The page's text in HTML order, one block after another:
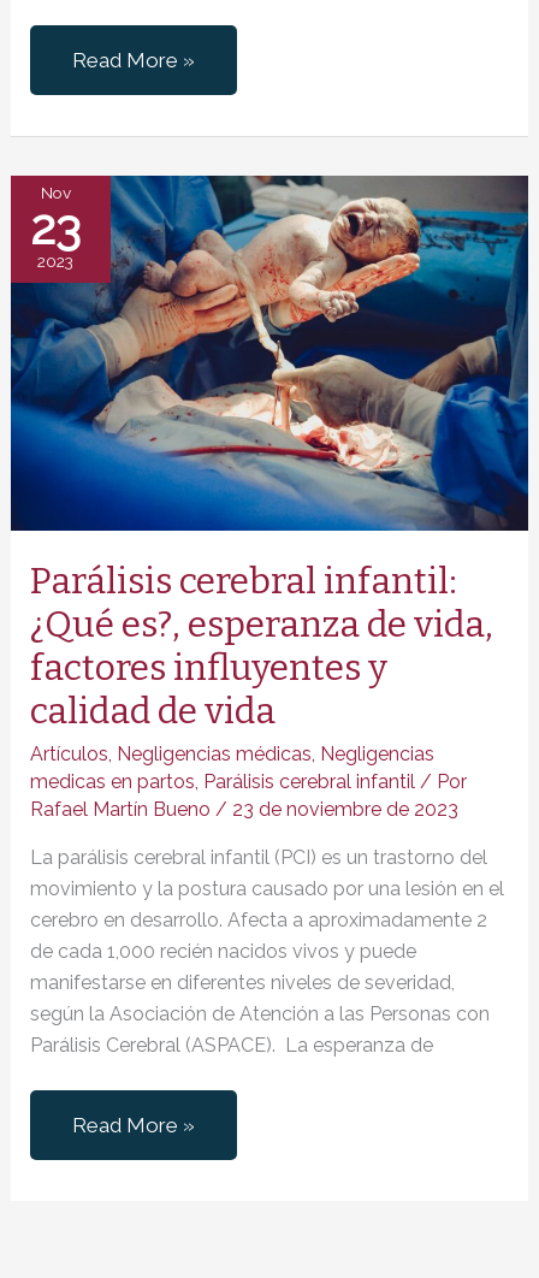
Fractura
en
por
Negligencia
Médica
Read More »
Nov
23
2023
Parálisis cerebral infantil:
¿Qué es?, esperanza de vida,
factores influyentes y
calidad de vida
Artículos, Negligencias médicas, Negligencias
medicas en partos, Parálisis cerebral infantil/ Por
Rafael Martín Bueno / 23 de noviembre de 2023
La parálisis cerebral infantil (PCI) es un trastorno del
movimiento y la postura causado por una lesión en el
cerebro en desarrollo. Afecta a aproximadamente 2
de cada 1,000 recién nacidos vivos y puede
manifestarse en diferentes niveles de severidad,
según la Asociación de Atención a las Personas con
Parálisis Cerebral (ASPACE). La esperanza de
Parálisis
cerebral
Read More »